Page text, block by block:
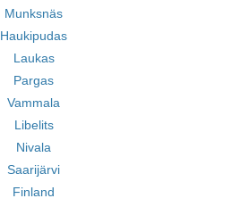
Munksnäs
Haukipudas
Laukas
Pargas
Vammala
Libelits
Nivala
Saarijärvi
Finland